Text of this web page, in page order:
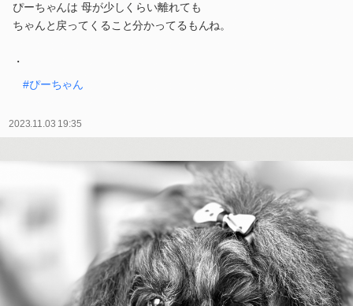
ぴーちゃんは 母が少しくらい離れても
ちゃんと戻ってくること分かってるもんね。
・
#ぴーちゃん
2023.11.03 19:35